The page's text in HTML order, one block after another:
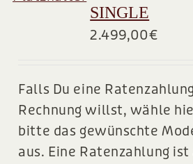
SINGLE
2.499,00€
Falls Du eine
Rechnung willst, wähle
bitte das gewünschte
aus. Eine Ratenzahlung ist